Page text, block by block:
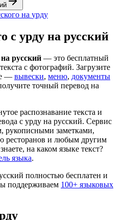
на урду
с урду на русский
на русский — это бесплатный
с фотографий. Загрузите
— вывески, меню, документы
точный перевод на
распознавание текста и
с урду на русский. Сервис
рукописными заметками,
ресторанов и любым другим
на каком языке текст?
языка.
полностью бесплатен и
поддерживаем 100+ языковых